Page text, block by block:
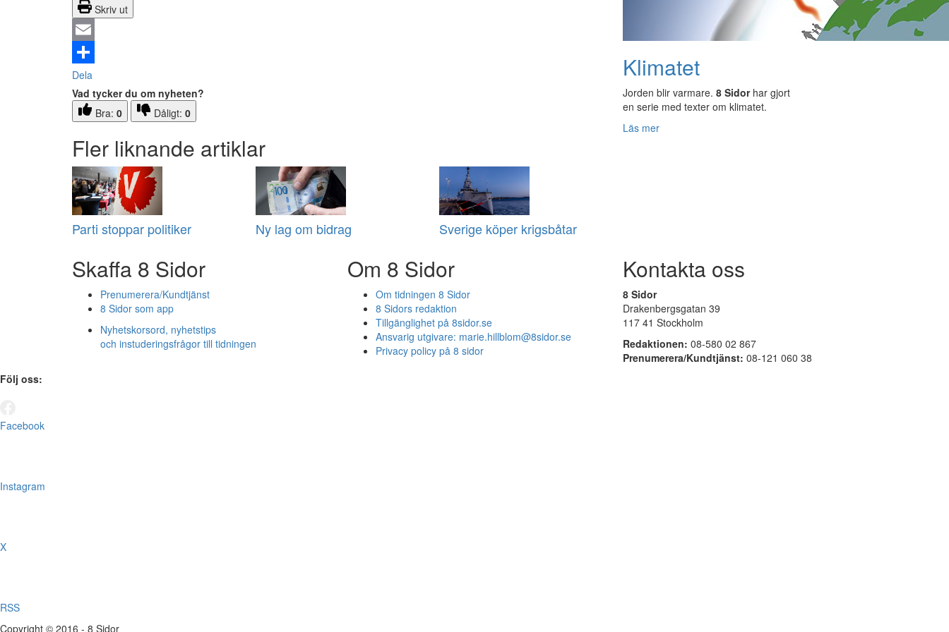
Skriv ut
Email
Dela
Vad tycker du om nyheten?
Bra: 0 Dåligt: 0
Fler liknande artiklar
Parti stoppar politiker Ny lag om bidrag Sverige köper krigsbåtar
Klimatet
Jorden blir varmare. 8 Sidorhar gjort
en serie med texter om klimatet.
Läs mer
Skaffa 8 Sidor
Prenumerera/Kundtjänst
8 Sidor som app
Nyhetskorsord, nyhetstips
och instuderingsfrågor till tidningen
Om 8 Sidor
Om tidningen 8 Sidor
8 Sidors redaktion
Tillgänglighet på 8sidor.se
Ansvarig utgivare: marie.hillblom@8sidor.se
Privacy policy på 8 sidor
Kontakta oss
8 Sidor
Drakenbergsgatan 39
117 41 Stockholm
Redaktionen: 08-580 02 867
Prenumerera/Kundtjänst: 08-121 060 38
Följ oss:
Facebook
Instagram
X
RSS
Copyright © 2016 - 8 Sidor